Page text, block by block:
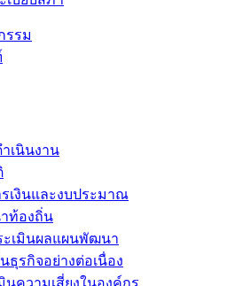
รรม
เนินงาน
เงินและงบประมาณ
ท้องถิ่น
ะเมินผลแผนพัฒนา
ธุรกิจอย่างต่อเนื่อง
นความเสี่ยงในองค์กร